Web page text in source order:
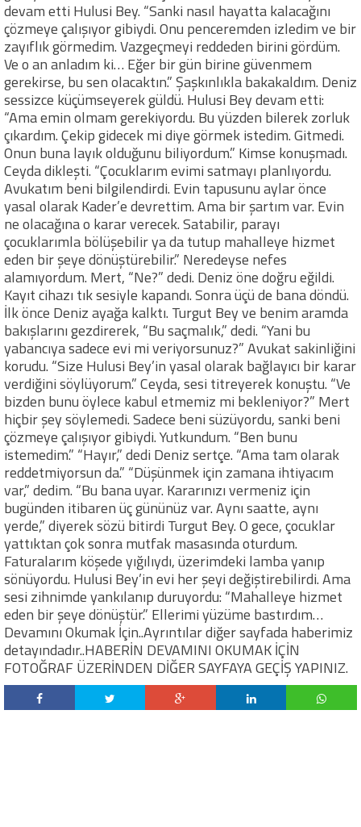
devam etti Hulusi Bey. “Sanki nasıl hayatta kalacağını
çözmeye çalışıyor gibiydi. Onu penceremden izledim ve bir
zayıflık görmedim. Vazgeçmeyi reddeden birini gördüm.
Ve o an anladım ki… Eğer bir gün birine güvenmem
gerekirse, bu sen olacaktın.” Şaşkınlıkla bakakaldım. Deniz
sessizce küçümseyerek güldü. Hulusi Bey devam etti:
“Ama emin olmam gerekiyordu. Bu yüzden bilerek zorluk
çıkardım. Çekip gidecek mi diye görmek istedim. Gitmedi.
Onun buna layık olduğunu biliyordum.” Kimse konuşmadı.
Ceyda dikleşti. “Çocuklarım evimi satmayı planlıyordu.
Avukatım beni bilgilendirdi. Evin tapusunu aylar önce
yasal olarak Kader’e devrettim. Ama bir şartım var. Evin
ne olacağına o karar verecek. Satabilir, parayı
çocuklarımla bölüşebilir ya da tutup mahalleye hizmet
eden bir şeye dönüştürebilir.” Neredeyse nefes
alamıyordum. Mert, “Ne?” dedi. Deniz öne doğru eğildi.
Kayıt cihazı tık sesiyle kapandı. Sonra üçü de bana döndü.
İlk önce Deniz ayağa kalktı. Turgut Bey ve benim aramda
bakışlarını gezdirerek, “Bu saçmalık,” dedi. “Yani bu
yabancıya sadece evi mi veriyorsunuz?” Avukat sakinliğini
korudu. “Size Hulusi Bey’in yasal olarak bağlayıcı bir karar
verdiğini söylüyorum.” Ceyda, sesi titreyerek konuştu. “Ve
bizden bunu öylece kabul etmemiz mi bekleniyor?” Mert
hiçbir şey söylemedi. Sadece beni süzüyordu, sanki beni
çözmeye çalışıyor gibiydi. Yutkundum. “Ben bunu
istemedim.” “Hayır,” dedi Deniz sertçe. “Ama tam olarak
reddetmiyorsun da.” “Düşünmek için zamana ihtiyacım
var,” dedim. “Bu bana uyar. Kararınızı vermeniz için
bugünden itibaren üç gününüz var. Aynı saatte, aynı
yerde,” diyerek sözü bitirdi Turgut Bey. O gece, çocuklar
yattıktan çok sonra mutfak masasında oturdum.
Faturalarım köşede yığılıydı, üzerimdeki lamba yanıp
sönüyordu. Hulusi Bey’in evi her şeyi değiştirebilirdi. Ama
sesi zihnimde yankılanıp duruyordu: “Mahalleye hizmet
eden bir şeye dönüştür.” Ellerimi yüzüme bastırdım…
Devamını Okumak İçin..Ayrıntılar diğer sayfada haberimiz
detayındadır..HABERİN DEVAMINI OKUMAK İÇİN
FOTOĞRAF ÜZERİNDEN DİĞER SAYFAYA GEÇİŞ YAPINIZ.